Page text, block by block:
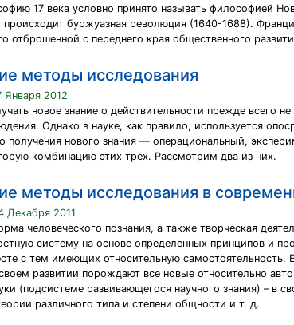
17 века условно принято называть философией
происходит буржуазная революция (1640-1688).
отброшенной с переднего края общественного
методы исследования
Января 2012
новое знание о действительности прежде всего
Однако в науке, как правило, используется
получения нового знания — операциональный,
комбинацию этих трех. Рассмотрим два из них.
методы исследования в
Декабря 2011
человеческого познания, а также творческая
систему на основе определенных принципов и
с тем имеющих относительную самостоятельность.
развитии порождают все новые относительно
(подсистеме развивающегося научного знания) –
различного типа и степени общности и т. д.